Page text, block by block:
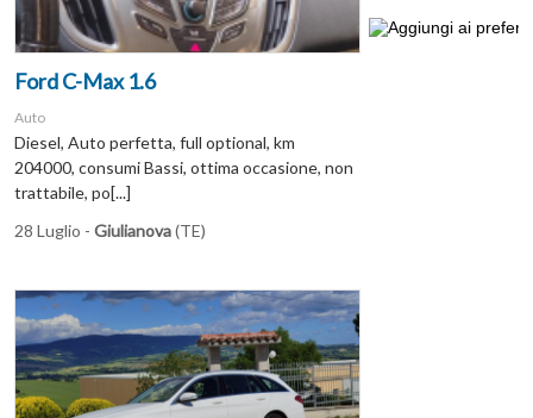
Ford C-Max 1.6
Auto
Diesel, Auto perfetta, full optional, km
204000, consumi Bassi, ottima occasione, non
trattabile, po[...]
28 Luglio - Giulianova(TE)